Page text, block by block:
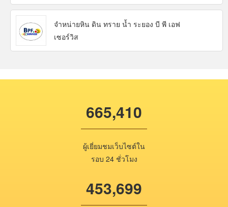
จำหน่ายหิน ดิน ทราย น้ำ ระยอง บี พี เอฟ
เซอร์วิส
665,410
ผู้เยี่ยมชมเว็บไซต์ใน
รอบ 24 ชั่วโมง
453,699